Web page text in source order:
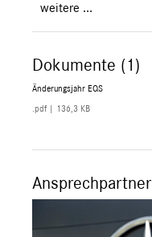
weitere ...
Dokumente (1)
Änderungsjahr EQS
.pdf 136,3 KB
Ansprechpartner